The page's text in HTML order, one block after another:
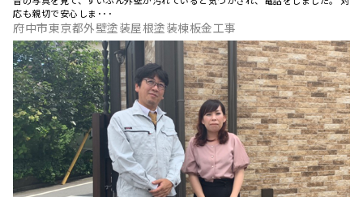
応も親切で安心しま･･･
府中市東京都外壁塗装屋根塗装棟板金工事